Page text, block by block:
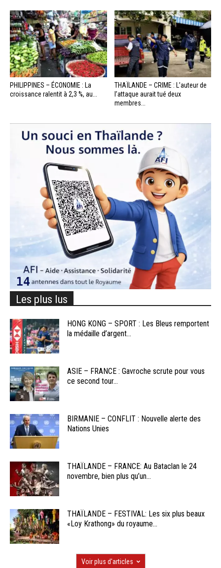
PHILIPPINES – ÉCONOMIE : La
croissance ralentit à 2,3 %, au...
THAÏLANDE – CRIME : L’auteur de
l’attaque aurait tué deux
membres...
Les plus lus
HONG KONG – SPORT : Les Bleus remportent
la médaille d’argent...
ASIE – FRANCE : Gavroche scrute pour vous
ce second tour...
BIRMANIE – CONFLIT : Nouvelle alerte des
Nations Unies
THAÏLANDE – FRANCE: Au Bataclan le 24
novembre, bien plus qu’un...
THAÏLANDE – FESTIVAL: Les six plus beaux
«Loy Krathong» du royaume...
Voir plus d'articles